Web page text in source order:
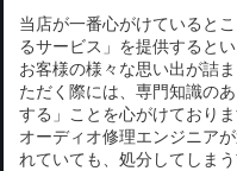
当店が一番心がけていると
るサービス」を提供するとい
お客様の様々な思い出が詰
ただく際には、専門知識の
する」ことを心がけておりま
オーディオ修理エンジニア
れていても、処分してしまう